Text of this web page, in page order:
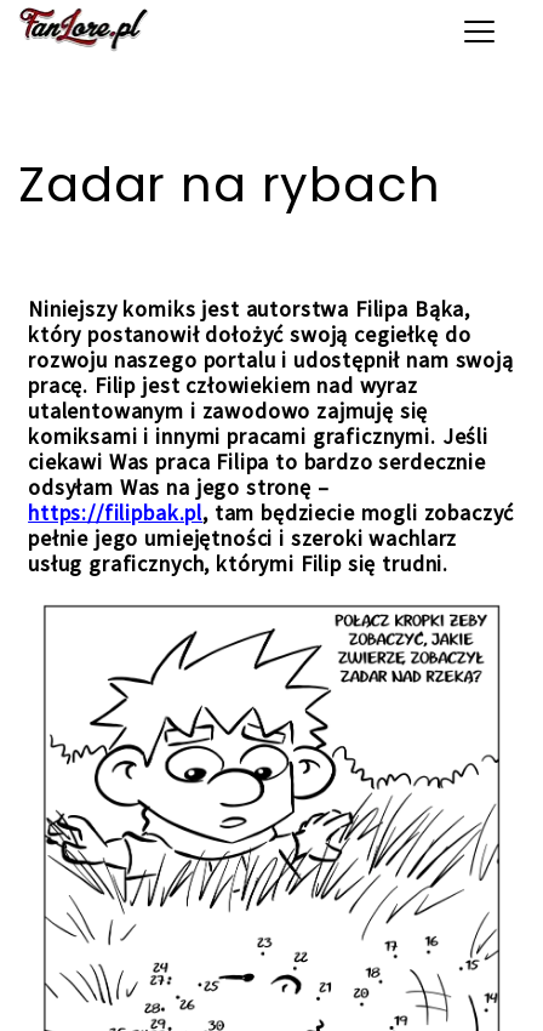
Toggle
Zadar na rybach
Niniejszy komiks jest autorstwa Filipa Bąka,
który postanowił dołożyć swoją cegiełkę do
rozwoju naszego portalu i udostępnił nam swoją
pracę. Filip jest człowiekiem nad wyraz
utalentowanym i zawodowo zajmuję się
komiksami i innymi pracami graficznymi. Jeśli
ciekawi Was praca Filipa to bardzo serdecznie
odsyłam Was na jego stronę –
https://filipbak.pl, tam będziecie mogli zobaczyć
pełnie jego umiejętności i szeroki wachlarz
usług graficznych, którymi Filip się trudni.